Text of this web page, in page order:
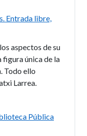
Entrada libre,
aspectos de su
figura única de la
Todo ello
Larrea.
Pública